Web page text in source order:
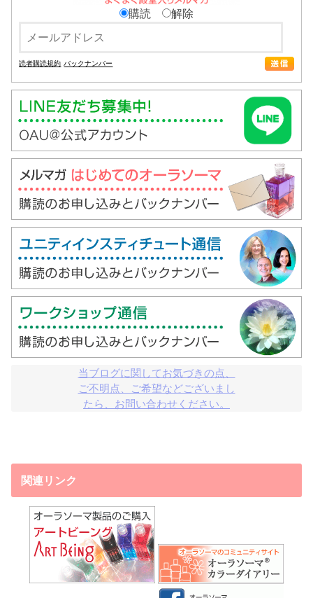
購読 解除
読者購読規約 バックナンバー
当ブログに関してお気づきの点、
ご不明点、ご希望などございまし
たら、お問い合わせください。
関連リンク